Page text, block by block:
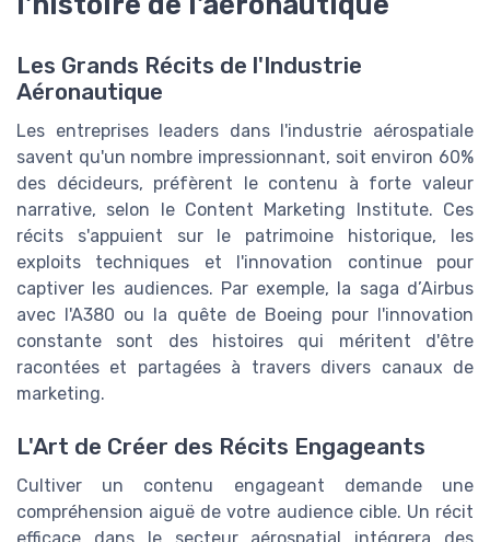
Les Grands Récits de l'Industrie
Aéronautique
Les entreprises leaders dans l'industrie aérospatiale
savent qu'un nombre impressionnant, soit environ 60%
des décideurs, préfèrent le contenu à forte valeur
narrative, selon le Content Marketing Institute. Ces
récits s'appuient sur le patrimoine historique, les
exploits techniques et l'innovation continue pour
captiver les audiences. Par exemple, la saga d’Airbus
avec l'A380 ou la quête de Boeing pour l'innovation
constante sont des histoires qui méritent d'être
racontées et partagées à travers divers canaux de
marketing.
L'Art de Créer des Récits Engageants
Cultiver un contenu engageant demande une
compréhension aiguë de votre audience cible. Un récit